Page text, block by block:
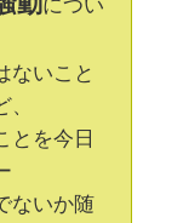
につい
ないこと
とを今日
ないか随